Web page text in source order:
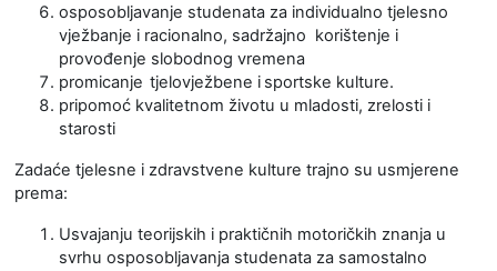
osposobljavanje studenata za individualno tjelesno
vježbanje i racionalno, sadržajno korištenje i
provođenje slobodnog vremena
promicanje tjelovježbene i sportske kulture.
pripomoć kvalitetnom životu u mladosti, zrelosti i
starosti
Zadaće tjelesne i zdravstvene kulture trajno su usmjerene
prema:
Usvajanju teorijskih i praktičnih motoričkih znanja u
svrhu osposobljavanja studenata za samostalno